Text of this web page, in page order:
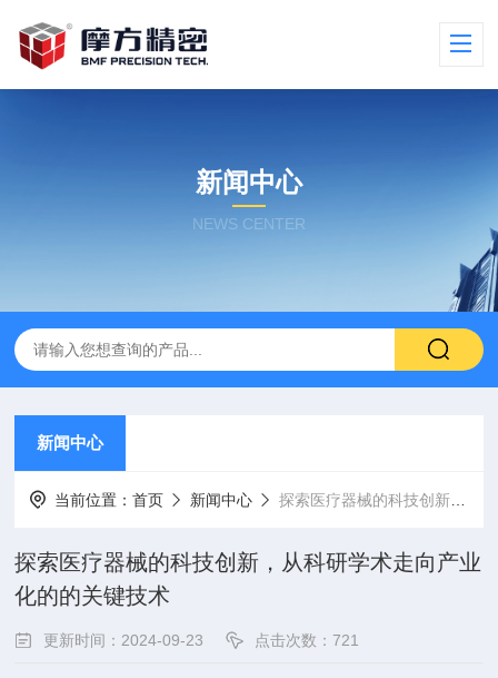
新闻中心
NEWS CENTER
新闻中心
当前位置：首页 新闻中心 探索医疗器械的科技创新，从科研学术走向产业化的的关键技术
探索医疗器械的科技创新，从科研学术走向产业
化的的关键技术
更新时间：2024-09-23 点击次数：721